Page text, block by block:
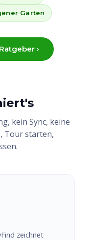
Garten
›
kein Sync, keine
Tour starten,
zeichnet